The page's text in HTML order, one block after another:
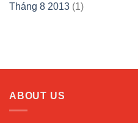
Tháng 8 2013 (1)
ABOUT US